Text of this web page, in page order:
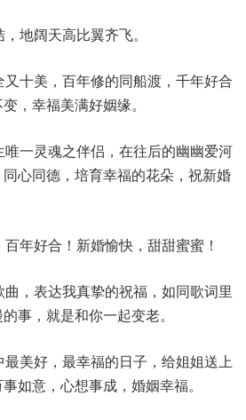
地阔天高比翼齐飞。
十美，百年修的同船渡，千年好合
，幸福美满好姻缘。
一灵魂之伴侣，在往后的幽幽爱河
心同德，培育幸福的花朵，祝新婚
年好合！新婚愉快，甜甜蜜蜜！
，表达我真挚的祝福，如同歌词里
事，就是和你一起变老。
美好，最幸福的日子，给姐姐送上
如意，心想事成，婚姻幸福。